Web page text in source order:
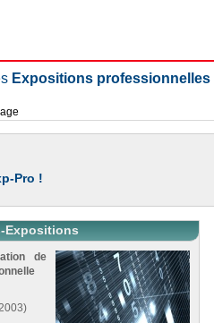
Expositions professionnelles
Pro !
Expositions
de